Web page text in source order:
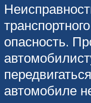
опасность.
автомобиле